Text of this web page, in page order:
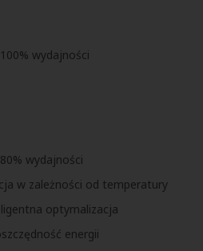
wydajności
wydajności
w zależności od temperatury
optymalizacja
energii